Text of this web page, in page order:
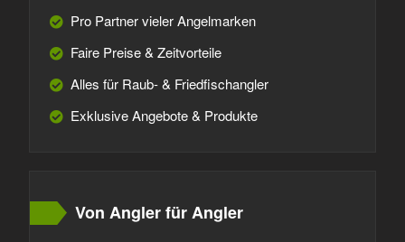
Pro Partner vieler Angelmarken
Faire Preise & Zeitvorteile
Alles für Raub- & Friedfischangler
Exklusive Angebote & Produkte
Von Angler für Angler